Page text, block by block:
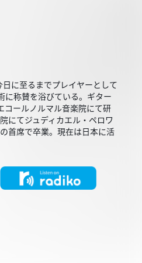
に至るまでプレイヤーとして
に称賛を浴びている。ギター
コールノルマル音楽院にて研
にてジュディカエル・ペロワ
首席で卒業。現在は日本に活